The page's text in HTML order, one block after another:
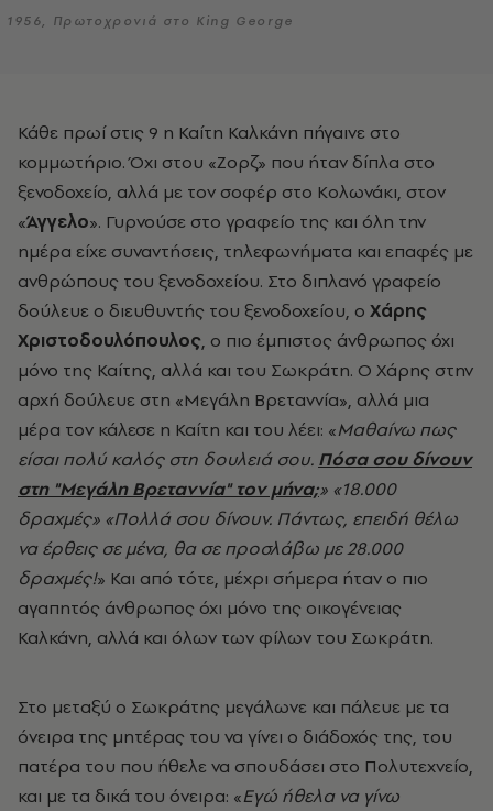
1956, Πρωτοχρονιά στο King George
Κάθε πρωί στις 9 η Καίτη Καλκάνη πήγαινε στο
κομμωτήριο. Όχι στου «Ζορζ» που ήταν δίπλα στο
ξενοδοχείο, αλλά με τον σοφέρ στο Κολωνάκι, στον
«Άγγελο». Γυρνούσε στο γραφείο της και όλη την
ημέρα είχε συναντήσεις, τηλεφωνήματα και επαφές με
ανθρώπους του ξενοδοχείου. Στο διπλανό γραφείο
δούλευε ο διευθυντής του ξενοδοχείου, ο Χάρης
Χριστοδουλόπουλος, ο πιο έμπιστος άνθρωπος όχι
μόνο της Καίτης, αλλά και του Σωκράτη. Ο Χάρης στην
αρχή δούλευε στη «Μεγάλη Βρεταννία», αλλά μια
μέρα τον κάλεσε η Καίτη και του λέει: «Μαθαίνω πως
είσαι πολύ καλός στη δουλειά σου. Πόσα σου δίνουν
στη "Μεγάλη Βρεταννία" τον μήνα;» «18.000
δραχμές» «Πολλά σου δίνουν. Πάντως, επειδή θέλω
να έρθεις σε μένα, θα σε προσλάβω με 28.000
δραχμές!» Και από τότε, μέχρι σήμερα ήταν ο πιο
αγαπητός άνθρωπος όχι μόνο της οικογένειας
Καλκάνη, αλλά και όλων των φίλων του Σωκράτη.
Στο μεταξύ ο Σωκράτης μεγάλωνε και πάλευε με τα
όνειρα της μητέρας του να γίνει ο διάδοχός της, του
πατέρα του που ήθελε να σπουδάσει στο Πολυτεχνείο,
και με τα δικά του όνειρα: «Εγώ ήθελα να γίνω